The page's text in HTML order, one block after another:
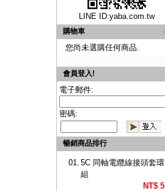
LINE ID:yaba.com.tw
購物車
您尚未選購任何商品.
會員登入!
電子郵件:
密碼:
暢銷商品排行
01. 5C 同軸電纜線接頭套環
組
NT$ 5